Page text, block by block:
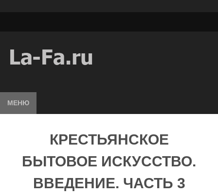
МЕНЮ
КРЕСТЬЯНСКОЕ
БЫТОВОЕ ИСКУССТВО.
ВВЕДЕНИЕ. ЧАСТЬ 3